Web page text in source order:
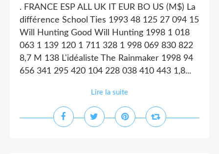
. FRANCE ESP ALL UK IT EUR BO US (M$) La
différence School Ties 1993 48 125 27 094 15
Will Hunting Good Will Hunting 1998 1 018
063 1 139 120 1 711 328 1 998 069 830 822
8,7 M 138 L'idéaliste The Rainmaker 1998 94
656 341 295 420 104 228 038 410 443 1,8...
Lire la suite